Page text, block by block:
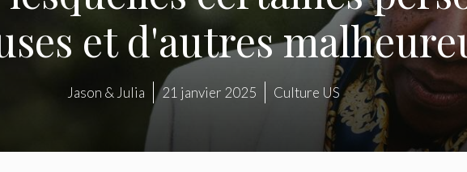
et d'autres
Jason & Julia 21 janvier 2025 Culture US